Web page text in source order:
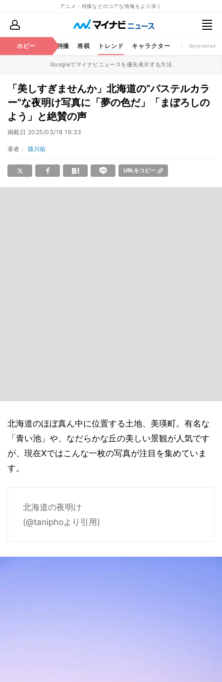
アニメ・特撮などのコアな情報をより深く
ホビー
おもちゃ 特撮 将棋 トレンド キャラクター Sponsored
Googleでマイナビニュースを優先表示する方法
「美しすぎませんか」北海道の“パステルカラ
ー”な夜明け写真に「夢の色だ」「まぼろしの
よう」と絶賛の声
掲載日 2025/03/18 16:33
著者： 猿川佑
URLをコピー
北海道のほぼ真ん中に位置する土地、美瑛町。有名な
「青い池」や、なだらかな丘の美しい景観が人気です
が、現在Xではこんな一枚の写真が注目を集めていま
す。
北海道の夜明け
(@taniphoより引用)